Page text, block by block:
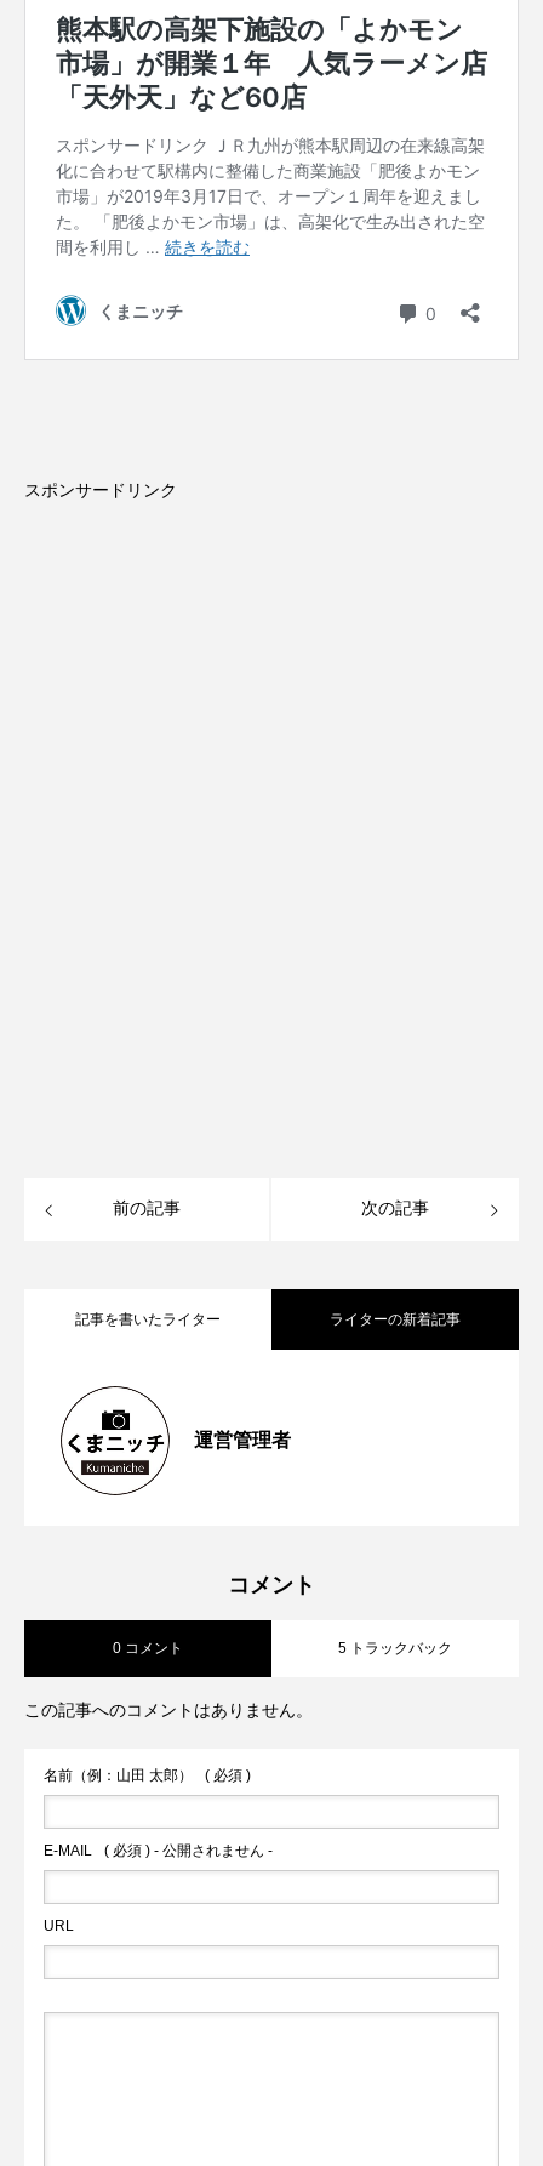
スポンサードリンク
前の記事 次の記事
記事を書いたライター ライターの新着記事
運営管理者
2026.05.13
2023.06.26
プン前倒しへ 山都町の通潤橋が熊本県
対話式ＡＩ ＣｈａｔＧＰＴの実証実験
を申請へ
コメント
0 コメント 5 トラックバック
この記事へのコメントはありません。
名前（例：山田 太郎） ( 必須 )
E-MAIL ( 必須 ) - 公開されません -
URL